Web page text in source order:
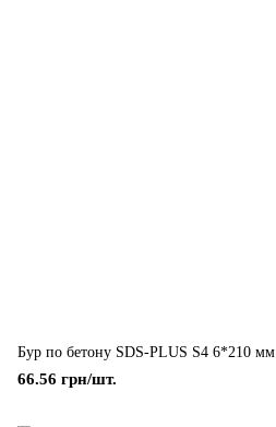
Бур по бетону SDS-PLUS S4 6*210 мм
66.56 грн/шт.